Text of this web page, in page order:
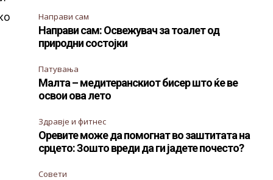
Направи сам
Направи сам: Освежувач за тоалет од
природни состојки
Патувања
Малта – медитеранскиот бисер што ќе ве
освои ова лето
Здравје и фитнес
Оревите може да помогнат во заштитата на
срцето: Зошто вреди да ги јадете почесто?
Совети